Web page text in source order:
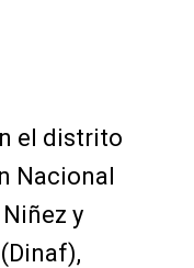
el distrito
Nacional
y